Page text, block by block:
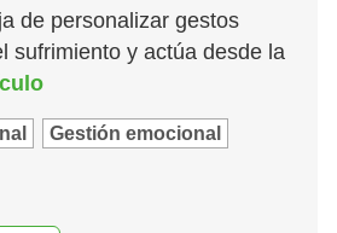
de personalizar gestos
sufrimiento y actúa desde la
Gestión emocional